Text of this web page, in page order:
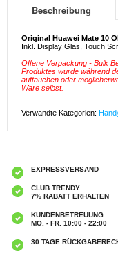
Beschreibung
Original Huawei Mate 10
Inkl. Display Glas, Touch
Offene Verpackung - Bulk
Produktes wurde während
auftauchen oder
Ware selbst.
Verwandte Kategorien:
EXPRESSVERSAND
CLUB TRENDY
7% RABATT ERHALTEN
KUNDENBETREUUNG
MO. - FR. 10:00 - 22:00
30 TAGE